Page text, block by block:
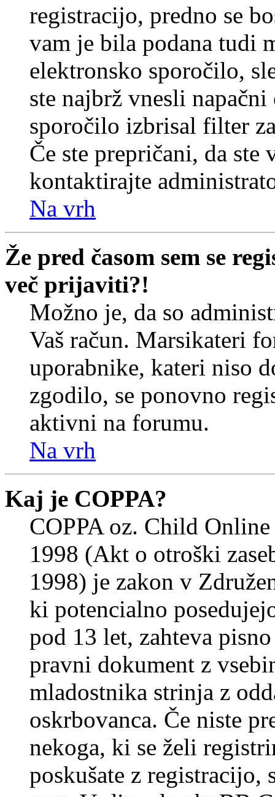
registracijo, predno se
vam je bila podana tudi
elektronsko sporočilo,
ste najbrž vnesli
sporočilo izbrisal filter
Če ste prepričani, da
kontaktirajte
Na vrh
Že pred časom sem se
več prijaviti?!
Možno je, da so
Vaš račun. Marsikateri
uporabnike, kateri niso
zgodilo, se ponovno
aktivni na forumu.
Na vrh
Kaj je COPPA?
COPPA oz. Child
1998 (Akt o otroški
1998) je zakon v
ki potencialno
pod 13 let, zahteva
pravni dokument z
mladostnika strinja z
oskrbovanca. Če niste
nekoga, ki se želi
poskušate z registracijo,